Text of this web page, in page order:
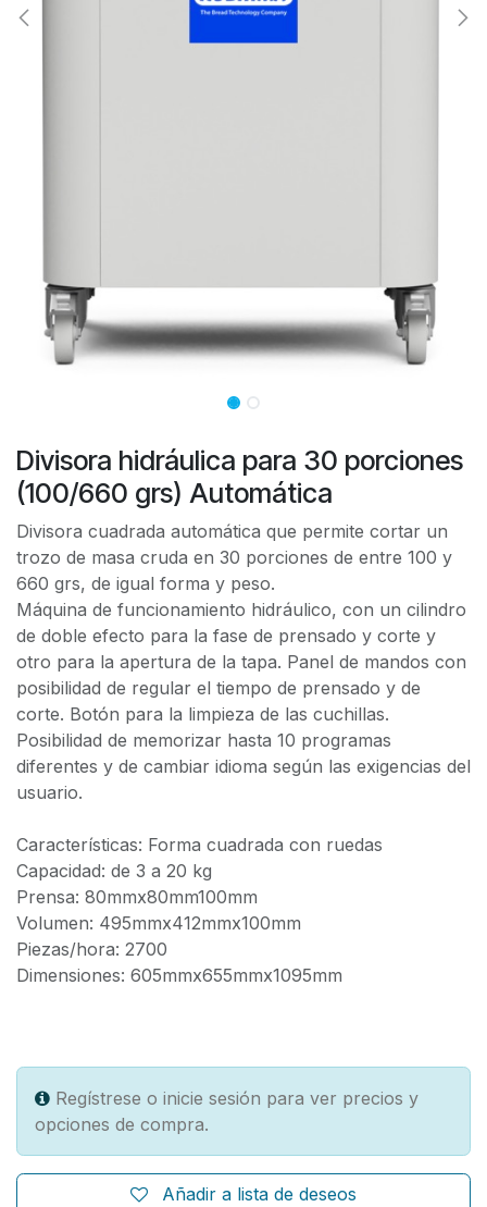
Divisora hidráulica para 30 porciones
(100/660 grs) Automática
Divisora cuadrada automática que permite cortar un
trozo de masa cruda en 30 porciones de entre 100 y
660 grs, de igual forma y peso.
Máquina de funcionamiento hidráulico, con un cilindro
de doble efecto para la fase de prensado y corte y
otro para la apertura de la tapa. Panel de mandos con
posibilidad de regular el tiempo de prensado y de
corte. Botón para la limpieza de las cuchillas.
Posibilidad de memorizar hasta 10 programas
diferentes y de cambiar idioma según las exigencias del
usuario.
Características: Forma cuadrada con ruedas
Capacidad: de 3 a 20 kg
Prensa: 80mmx80mm100mm
Volumen: 495mmx412mmx100mm
Piezas/hora: 2700
Dimensiones: 605mmx655mmx1095mm
Regístrese o inicie sesión para ver precios y
opciones de compra.
Añadir a lista de deseos